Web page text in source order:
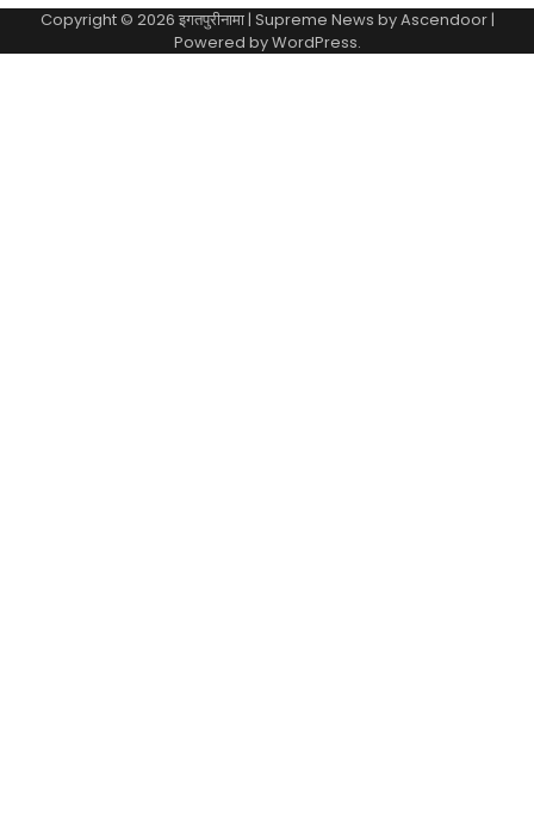
Copyright © 2026 इगतपुरीनामा| Supreme News byAscendoor|
Powered byWordPress.